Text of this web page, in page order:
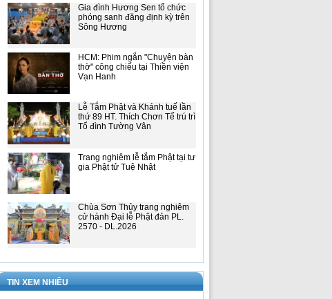
Gia đình Hương Sen tổ chức
phóng sanh đăng định kỳ trên
Sông Hương
HCM: Phim ngắn "Chuyện bàn
thờ" công chiếu tại Thiền viện
Vạn Hanh
Lễ Tắm Phật và Khánh tuế lần
thứ 89 HT. Thích Chơn Tế trú trì
Tổ đình Tường Vân
Trang nghiêm lễ tắm Phật tại tư
gia Phật tử Tuệ Nhật
Chùa Sơn Thủy trang nghiêm
cử hành Đại lễ Phật đản PL.
2570 - DL.2026
TIN XEM NHIỀU